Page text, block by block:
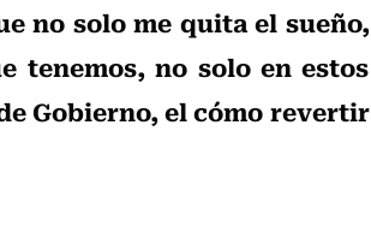
no solo me quita el sueño,
tenemos, no solo en estos
Gobierno, el cómo revertir